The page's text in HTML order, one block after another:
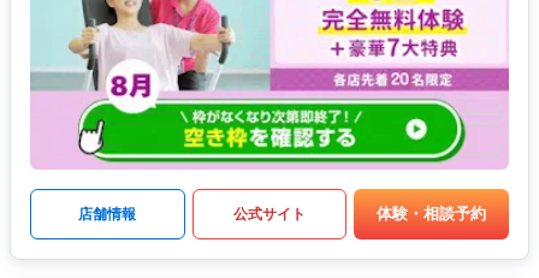
店舗情報 公式サイト 体験・相談予約